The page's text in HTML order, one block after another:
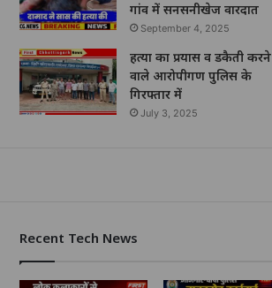
गांव में सनसनीखेज वारदात
September 4, 2025
हत्या का प्रयास व डकैती करने
वाले आरोपीगण पुलिस के
गिरफ्तार में
July 3, 2025
Recent Tech News